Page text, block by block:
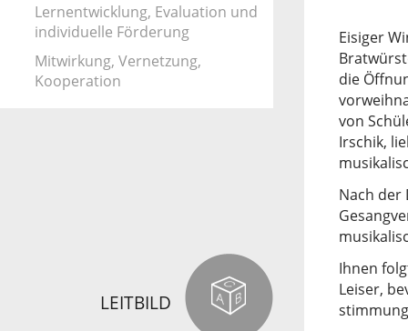
Lernentwicklung, Evaluation und
individuelle Förderung
Mitwirkung, Vernetzung,
Kooperation
LEITBILD
Eisiger
die
von
Irschik,
Nach der
Ihnen
Leiser,